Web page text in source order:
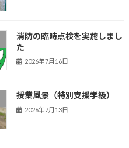
消防の臨時点検を実施しまし
た
2026年7月16日
授業風景（特別支援学級）
2026年7月13日